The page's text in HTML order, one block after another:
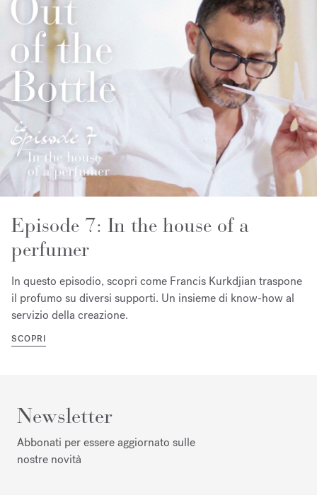
Episode 7: In the house of a
perfumer
In questo episodio, scopri come Francis Kurkdjian traspone
il profumo su diversi supporti. Un insieme di know-how al
servizio della creazione.
SCOPRI
Newsletter
Abbonati per essere aggiornato sulle
nostre novità